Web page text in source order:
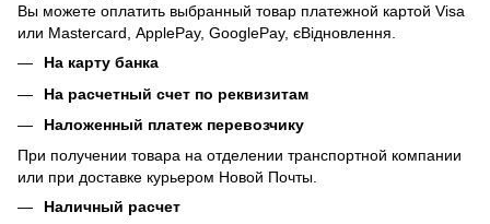
Вы можете оплатить выбранный товар платежной картой Visa
или Mastercard, ApplePay, GooglePay, єВідновлення.
На карту банка
На расчетный счет по реквизитам
Наложенный платеж перевозчику
При получении товара на отделении транспортной компании
или при доставке курьером Новой Почты.
Наличный расчет